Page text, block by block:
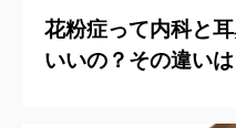
花粉症って内科と
いいの？その違いは